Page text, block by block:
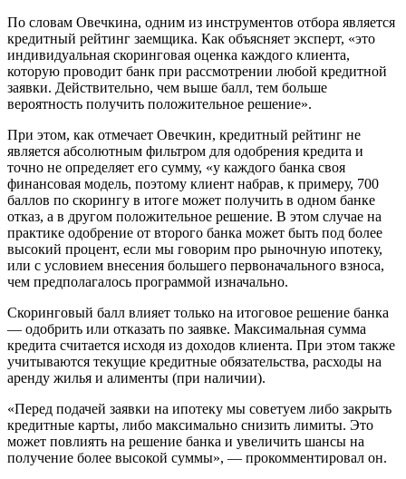
По словам Овечкина, одним из инструментов отбора является
кредитный рейтинг заемщика. Как объясняет эксперт, «это
индивидуальная скоринговая оценка каждого клиента,
которую проводит банк при рассмотрении любой кредитной
заявки. Действительно, чем выше балл, тем больше
вероятность получить положительное решение».
При этом, как отмечает Овечкин, кредитный рейтинг не
является абсолютным фильтром для одобрения кредита и
точно не определяет его сумму, «у каждого банка своя
финансовая модель, поэтому клиент набрав, к примеру, 700
баллов по скорингу в итоге может получить в одном банке
отказ, а в другом положительное решение. В этом случае на
практике одобрение от второго банка может быть под более
высокий процент, если мы говорим про рыночную ипотеку,
или с условием внесения большего первоначального взноса,
чем предполагалось программой изначально.
Скоринговый балл влияет только на итоговое решение банка
— одобрить или отказать по заявке. Максимальная сумма
кредита считается исходя из доходов клиента. При этом также
учитываются текущие кредитные обязательства, расходы на
аренду жилья и алименты (при наличии).
«Перед подачей заявки на ипотеку мы советуем либо закрыть
кредитные карты, либо максимально снизить лимиты. Это
может повлиять на решение банка и увеличить шансы на
получение более высокой суммы», — прокомментировал он.